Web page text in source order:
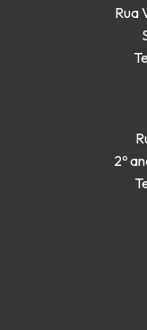
Rua
2º